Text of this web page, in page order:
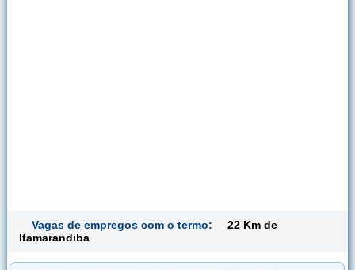
Vagas de empregos com o termo:
22 Km de
Itamarandiba